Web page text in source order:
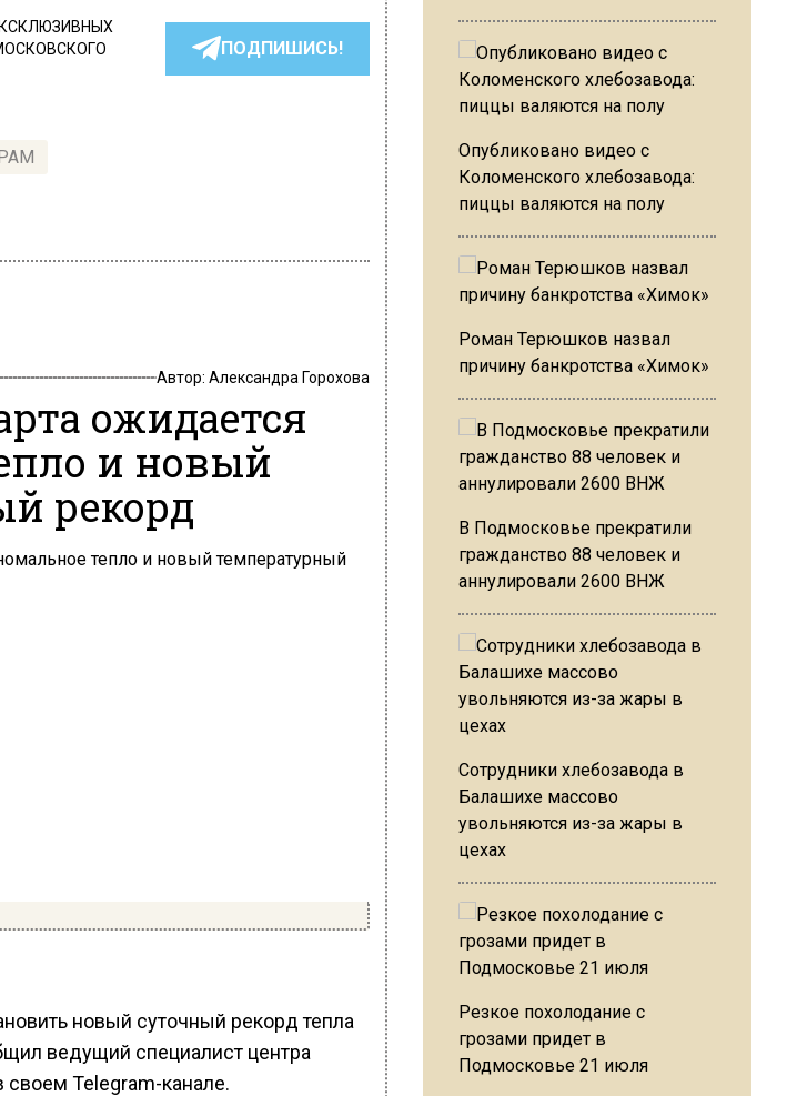
ПОДПИШИСЬ!
Автор: Александра Горохова
ожидается
и новый
рекорд
новый суточный рекорд тепла
ведущий специалист центра
Telegram-канале.
Опубликовано видео с
Коломенского хлебозавода:
пиццы валяются на полу
Роман Терюшков назвал
причину банкротства «Химок»
В Подмосковье прекратили
гражданство 88 человек и
аннулировали 2600 ВНЖ
Сотрудники хлебозавода в
Балашихе массово
увольняются из-за жары в
цехах
Резкое похолодание с
грозами придет в
Подмосковье 21 июля